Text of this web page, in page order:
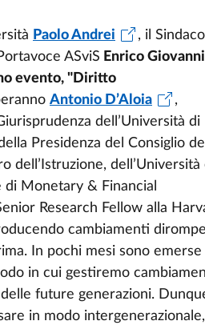
Paolo Andrei
, il
ASviS Enrico
evento, "Diritto
Antonio D’Aloia
,
dell’Università di
Presidenza del Consiglio
dell’Istruzione, dell’Università
Monetary & Financial
Research Fellow alla
cambiamenti
In pochi mesi sono emerse
in cui gestiremo
future generazioni.
in modo intergenerazionale,